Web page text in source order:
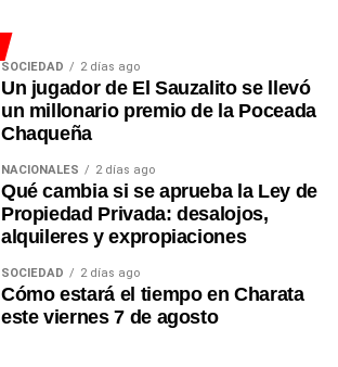
SOCIEDAD 2 días ago
Un jugador de El Sauzalito se llevó
un millonario premio de la Poceada
Chaqueña
NACIONALES 2 días ago
Qué cambia si se aprueba la Ley de
Propiedad Privada: desalojos,
alquileres y expropiaciones
SOCIEDAD 2 días ago
Cómo estará el tiempo en Charata
este viernes 7 de agosto